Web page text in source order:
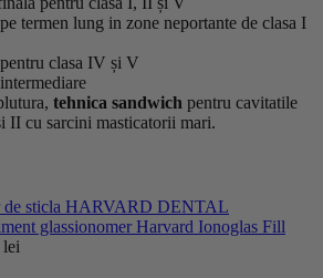
termen lung in zone neportante de clasa I
clasa IV și V
tehnica sandwich pentru cavitatile
II cu sarcini masticatorii mari.
HARVARD DENTAL
glassionomer Harvard Ionoglas Fill
lei